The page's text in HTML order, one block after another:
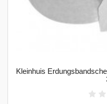
Kleinhuis